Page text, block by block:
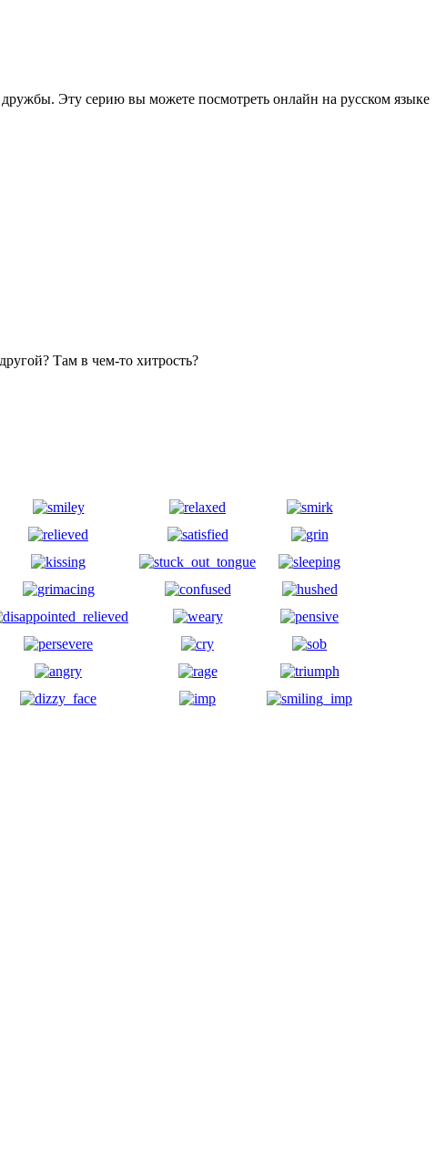
Эту серию вы можете посмотреть онлайн на русском языке
Там в чем-то хитрость?